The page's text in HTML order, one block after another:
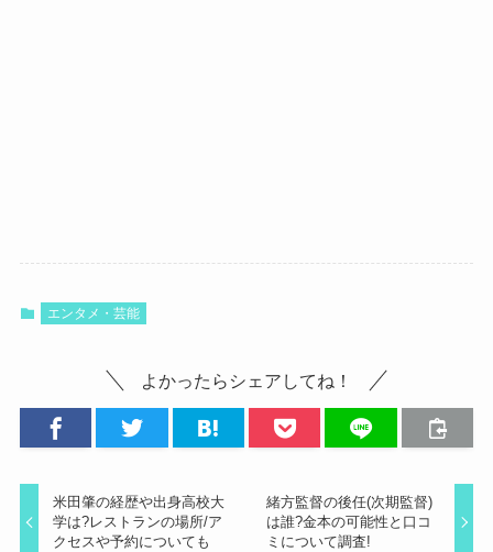
エンタメ・芸能
よかったらシェアしてね！
米田肇の経歴や出身高校大
学は?レストランの場所/ア
クセスや予約についても
緒方監督の後任(次期監督)
は誰?金本の可能性と口コ
ミについて調査!